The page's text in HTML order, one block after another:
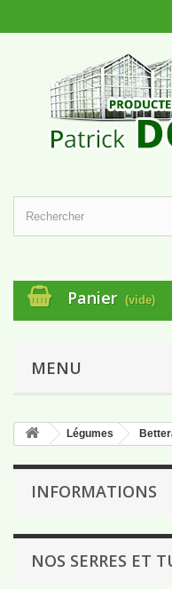
Panier (vide)
MENU
Légumes
INFORMATIONS
NOS SERRES ET